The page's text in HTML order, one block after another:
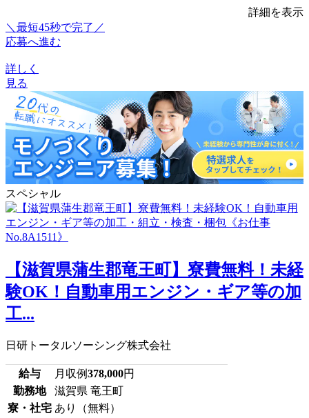
詳細を表示
＼最短45秒で完了／
応募へ進む
詳しく
見る
スペシャル
【滋賀県蒲生郡竜王町】寮費無料！未経
験OK！自動車用エンジン・ギア等の加
工...
日研トータルソーシング株式会社
給与 月収例378,000円
勤務地
滋賀県 竜王町
寮・社宅 あり（無料）